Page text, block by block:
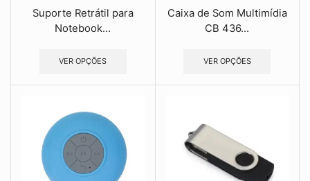
Suporte Retrátil para
Notebook...
VER OPÇÕES
Caixa de Som Multimídia
CB 436...
VER OPÇÕES